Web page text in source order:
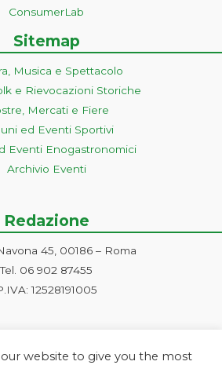
ConsumerLab
Sitemap
Musica e Spettacolo
e Rievocazioni Storiche
Mercati e Fiere
ed Eventi Sportivi
Eventi Enogastronomici
Archivio Eventi
Redazione
45, 00186 – Roma
Tel. 06 902 87455
12528191005
website to give you the most